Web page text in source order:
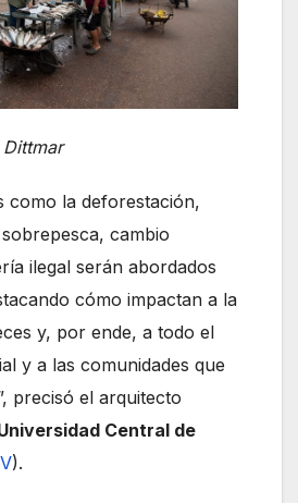
como la deforestación,
cambio
ilegal serán abordados
cómo impactan a la
y, por ende, a todo el
y a las comunidades que
precisó el arquitecto
Central de
).